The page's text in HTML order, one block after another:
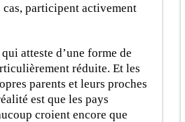
participent activement
atteste d’une forme de
réduite. Et les
parents et leurs proches
est que les pays
croient encore que